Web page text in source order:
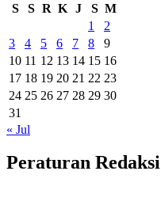
S
S R K J S M
1
2
3
4 5 6 7 8
9
10 11 12 13 14 15 16
17 18 19 20 21 22 23
24 25 26 27 28 29 30
31
« Jul
Peraturan Redaksi